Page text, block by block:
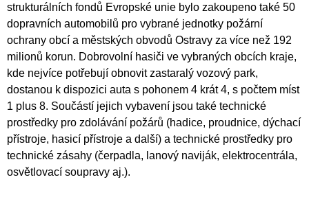
strukturálních fondů Evropské unie bylo zakoupeno také 50
dopravních automobilů pro vybrané jednotky požární
ochrany obcí a městských obvodů Ostravy za více než 192
milionů korun. Dobrovolní hasiči ve vybraných obcích kraje,
kde nejvíce potřebují obnovit zastaralý vozový park,
dostanou k dispozici auta s pohonem 4 krát 4, s počtem míst
1 plus 8. Součástí jejich vybavení jsou také technické
prostředky pro zdolávání požárů (hadice, proudnice, dýchací
přístroje, hasicí přístroje a další) a technické prostředky pro
technické zásahy (čerpadla, lanový naviják, elektrocentrála,
osvětlovací soupravy aj.).